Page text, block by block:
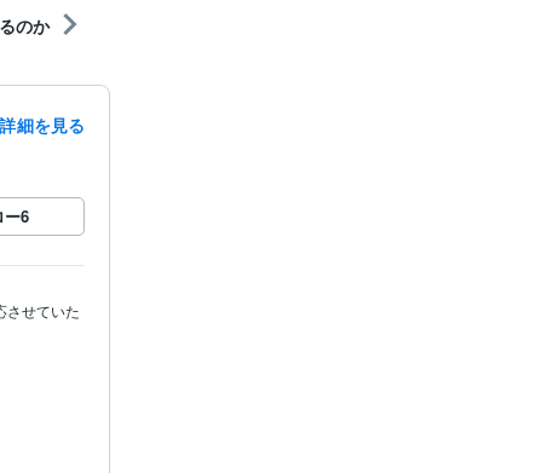
のか
細を見る
ー6
させていた